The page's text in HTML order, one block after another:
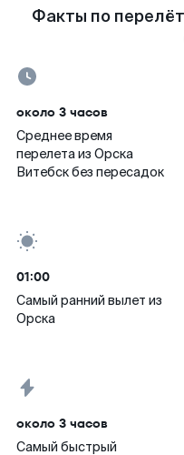
Факты по
около 3 часов
Среднее время
перелета из Орска
Витебск без пересадок
01:00
Самый ранний вылет из
Орска
около 3 часов
Самый быстрый